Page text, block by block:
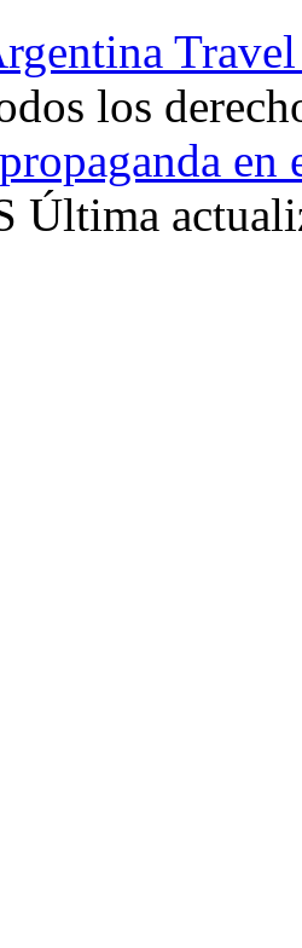
los
en
Última